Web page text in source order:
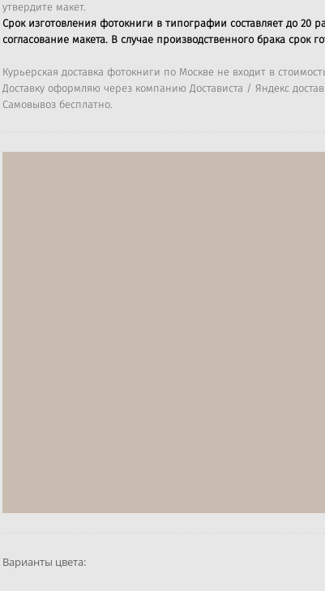
утвердите макет.
Срок изготовления фотокниги в типографии составляет до
согласование макета. В случае производственного брака срок
Курьерская доставка фотокниги по Москве не входит в
Доставку оформляю через компанию Достависта / Яндекс
Самовывоз бесплатно.
Варианты цвета: